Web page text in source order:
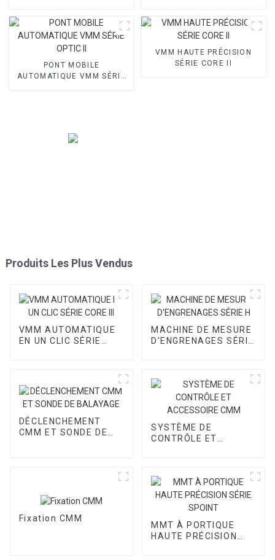
PONT MOBILE
AUTOMATIQUE VMM SÉRIE
VMM HAUTE PRÉCISION
SÉRIE CORE II
Produits Les Plus Vendus
VMM AUTOMATIQUE
EN UN CLIC SÉRIE
MACHINE DE MESURE
D'ENGRENAGES SÉRIE
DÉCLENCHEMENT
CMM ET SONDE DE
SYSTÈME DE
CONTRÔLE ET
Fixation CMM
MMT À PORTIQUE
HAUTE PRÉCISION